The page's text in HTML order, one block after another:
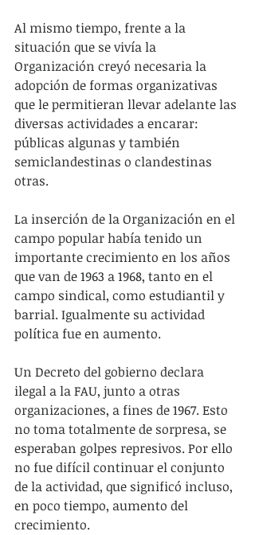
Al mismo tiempo, frente a la
situación que se vivía la
Organización creyó necesaria la
adopción de formas organizativas
que le permitieran llevar adelante las
diversas actividades a encarar:
públicas algunas y también
semiclandestinas o clandestinas
otras.
La inserción de la Organización en el
campo popular había tenido un
importante crecimiento en los años
que van de 1963 a 1968, tanto en el
campo sindical, como estudiantil y
barrial. Igualmente su actividad
política fue en aumento.
Un Decreto del gobierno declara
ilegal a la FAU, junto a otras
organizaciones, a fines de 1967. Esto
no toma totalmente de sorpresa, se
esperaban golpes represivos. Por ello
no fue difícil continuar el conjunto
de la actividad, que significó incluso,
en poco tiempo, aumento del
crecimiento.